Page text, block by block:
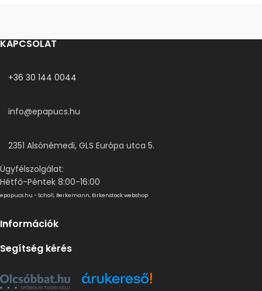
KAPCSOLAT
+36 30 144 0044
info@epapucs.hu
2351 Alsónémedi, GLS Európa utca 5.
Ügyfélszolgálat:
Hétfő-Péntek 8:00-16:00
epapucs.hu - Scholl, Berkemann, Birkenstock webshop
Információk
Segítség kérés